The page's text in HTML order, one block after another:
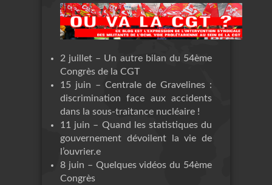
2 juillet – Un autre bilan du 54ème
Congrès de la CGT
15 juin – Centrale de Gravelines :
discrimination face aux accidents
dans la sous-traitance nucléaire !
11 juin – Quand les statistiques du
gouvernement dévoilent la vie de
l’ouvrier.e
8 juin – Quelques vidéos du 54ème
Congrès